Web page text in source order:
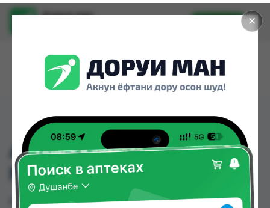
✕
Доруи ман
Установить
АМЛИПИН ТБ 5МГ/5МГ
№30
АМЛИПИН ТБ 5МГ/5МГ №30 можно купить или